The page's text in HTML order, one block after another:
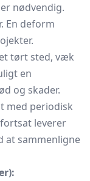
nødvendig.
En deform
tørt sted, væk
en
og skader.
med periodisk
leverer
at sammenligne